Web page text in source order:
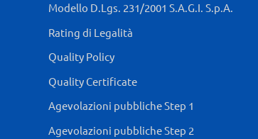
Modello D.Lgs. 231/2001 S.A.G.I. S.p.A.
Rating di Legalità
Quality Policy
Quality Certificate
Agevolazioni pubbliche Step 1
Agevolazioni pubbliche Step 2